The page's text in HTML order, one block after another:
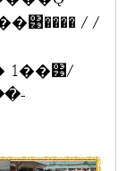
/ /
1��͹/